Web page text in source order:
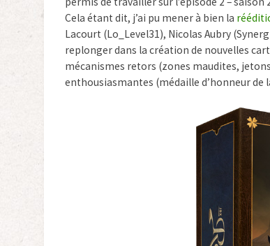
Cela étant dit, j’ai pu mener à bien la
Lacourt (Lo_Level31), Nicolas Aubry
replonger dans la création de nouvelles
mécanismes retors (zones maudites,
enthousiasmantes (médaille d’honneur de